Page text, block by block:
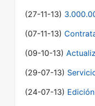
(27-11-13)
(07-11-13)
(09-10-13)
(29-07-13)
(24-07-13)